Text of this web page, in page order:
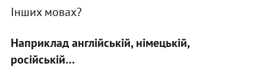
Інших мовах?
Наприклад англійській, німецькій,
російській…